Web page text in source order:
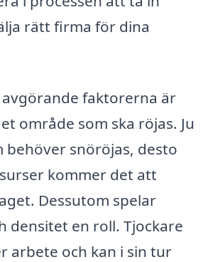
rätt firma för dina
avgörande faktorerna är
område som ska röjas. Ju
behöver snöröjas, desto
kommer det att
Dessutom spelar
densitet en roll. Tjockare
arbete och kan i sin tur